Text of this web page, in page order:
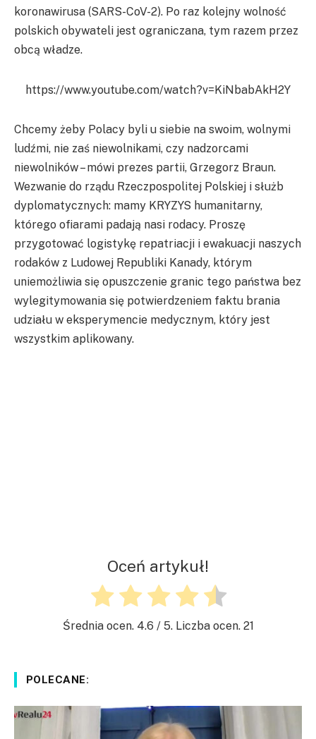
koronawirusa (SARS-CoV-2). Po raz kolejny wolność
polskich obywateli jest ograniczana, tym razem przez
obcą władze.
https://www.youtube.com/watch?v=KiNbabAkH2Y
Chcemy żeby Polacy byli u siebie na swoim, wolnymi
ludźmi, nie zaś niewolnikami, czy nadzorcami
niewolników – mówi prezes partii, Grzegorz Braun.
Wezwanie do rządu Rzeczpospolitej Polskiej i służb
dyplomatycznych: mamy KRYZYS humanitarny,
którego ofiarami padają nasi rodacy. Proszę
przygotować logistykę repatriacji i ewakuacji naszych
rodaków z Ludowej Republiki Kanady, którym
uniemożliwia się opuszczenie granic tego państwa bez
wylegitymowania się potwierdzeniem faktu brania
udziału w eksperymencie medycznym, który jest
wszystkim aplikowany.
Oceń artykuł!
Średnia ocen. 4.6 / 5. Liczba ocen. 21
POLECANE: